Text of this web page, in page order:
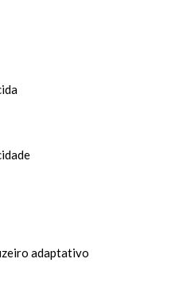
adaptativo